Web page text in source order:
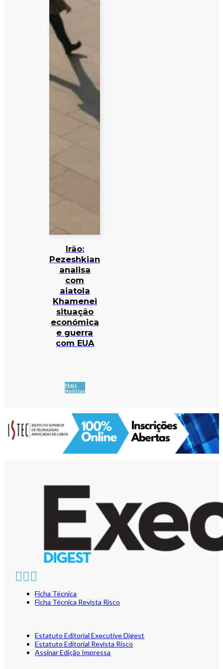
Irão:
Pezeshkian
analisa
com
aiatola
Khamenei
situação
económica
e guerra
com EUA
Mais
Notícias
Ficha Técnica
Ficha Técnica Revista Risco
Estatuto Editorial Executive Digest
Estatuto Editorial Revista Risco
Assinar Edição Impressa